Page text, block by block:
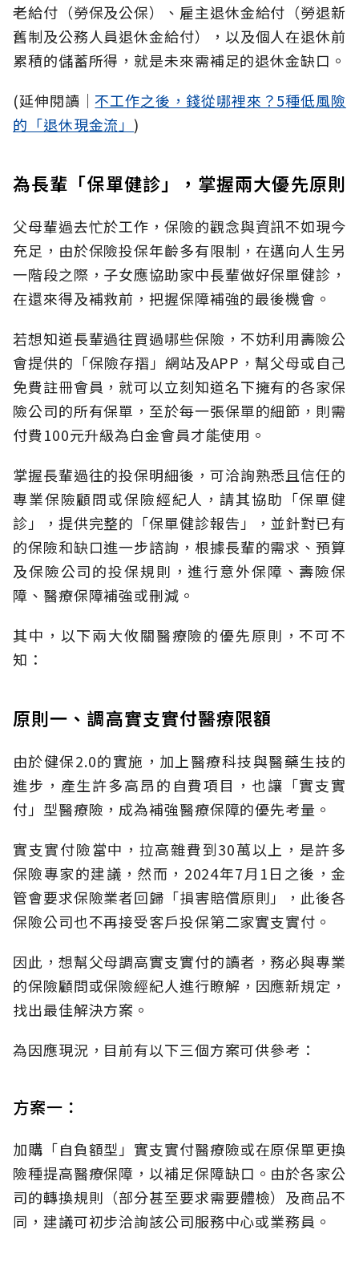
老給付（勞保及公保）、雇主退休金給付（勞退新
舊制及公務人員退休金給付），以及個人在退休前
累積的儲蓄所得，就是未來需補足的退休金缺口。
(延伸閱讀│不工作之後，錢從哪裡來？5種低風險
的「退休現金流」 )
為長輩「保單健診」，掌握兩大優先原則
父母輩過去忙於工作，保險的觀念與資訊不如現今
充足，由於保險投保年齡多有限制，在邁向人生另
一階段之際，子女應協助家中長輩做好保單健診，
在還來得及補救前，把握保障補強的最後機會。
若想知道長輩過往買過哪些保險，不妨利用壽險公
會提供的「保險存摺」網站及APP，幫父母或自己
免費註冊會員，就可以立刻知道名下擁有的各家保
險公司的所有保單，至於每一張保單的細節，則需
付費100元升級為白金會員才能使用。
掌握長輩過往的投保明細後，可洽詢熟悉且信任的
專業保險顧問或保險經紀人，請其協助「保單健
診」，提供完整的「保單健診報告」，並針對已有
的保險和缺口進一步諮詢，根據長輩的需求、預算
及保險公司的投保規則，進行意外保障、壽險保
障、醫療保障補強或刪減。
其中，以下兩大攸關醫療險的優先原則，不可不
知：
原則一、調高實支實付醫療限額
由於健保2.0的實施，加上醫療科技與醫藥生技的
進步，產生許多高昂的自費項目，也讓「實支實
付」型醫療險，成為補強醫療保障的優先考量。
實支實付險當中，拉高雜費到30萬以上，是許多
保險專家的建議，然而，2024年7月1日之後，金
管會要求保險業者回歸「損害賠償原則」，此後各
保險公司也不再接受客戶投保第二家實支實付。
因此，想幫父母調高實支實付的讀者，務必與專業
的保險顧問或保險經紀人進行瞭解，因應新規定，
找出最佳解決方案。
為因應現況，目前有以下三個方案可供參考：
方案一：
加購「自負額型」實支實付醫療險或在原保單更換
險種提高醫療保障，以補足保障缺口。由於各家公
司的轉換規則（部分甚至要求需要體檢）及商品不
同，建議可初步洽詢該公司服務中心或業務員。